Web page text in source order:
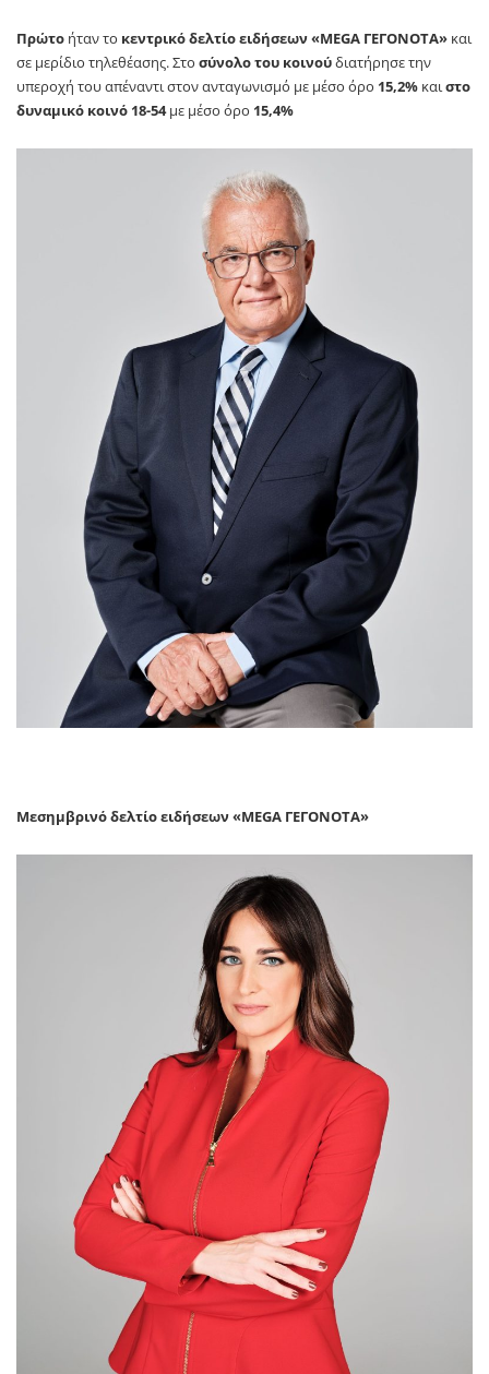
Πρώτο ήταν το κεντρικό δελτίο ειδήσεων «MEGA ΓΕΓΟΝΟΤΑ» και
σε μερίδιο τηλεθέασης. Στο σύνολο του κοινούδιατήρησε την
υπεροχή του απέναντι στον ανταγωνισμό με μέσο όρο 15,2% καιστο
δυναμικό κοινό 18-54με μέσο όρο 15,4%
Μεσημβρινό δελτίο ειδήσεων «MEGA ΓΕΓΟΝΟΤΑ»